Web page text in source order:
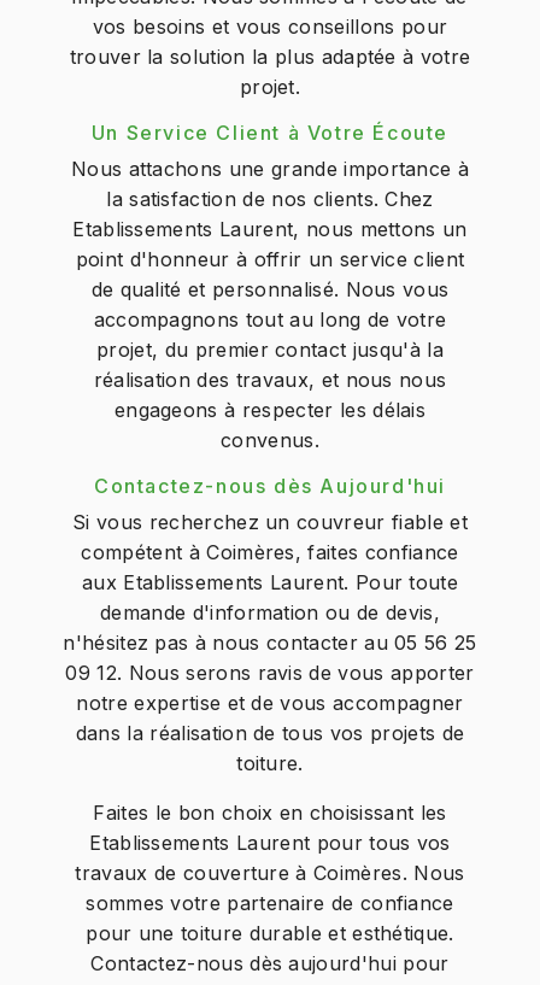
vos besoins et vous conseillons pour
trouver la solution la plus adaptée à votre
projet.
Un Service Client à Votre Écoute
Nous attachons une grande importance à
la satisfaction de nos clients. Chez
Etablissements Laurent, nous mettons un
point d'honneur à offrir un service client
de qualité et personnalisé. Nous vous
accompagnons tout au long de votre
projet, du premier contact jusqu'à la
réalisation des travaux, et nous nous
engageons à respecter les délais
convenus.
Contactez-nous dès Aujourd'hui
Si vous recherchez un couvreur fiable et
compétent à Coimères, faites confiance
aux Etablissements Laurent. Pour toute
demande d'information ou de devis,
n'hésitez pas à nous contacter au 05 56 25
09 12. Nous serons ravis de vous apporter
notre expertise et de vous accompagner
dans la réalisation de tous vos projets de
toiture.
Faites le bon choix en choisissant les
Etablissements Laurent pour tous vos
travaux de couverture à Coimères. Nous
sommes votre partenaire de confiance
pour une toiture durable et esthétique.
Contactez-nous dès aujourd'hui pour